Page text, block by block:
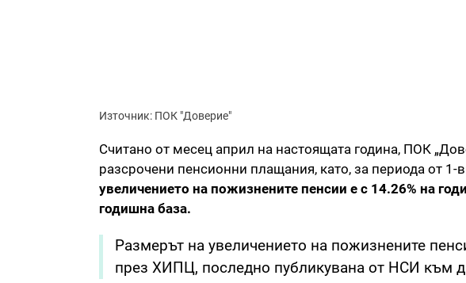
Източник: ПОК "Доверие"
Считано от месец април на настоящата година, ПОК
разсрочени пенсионни плащания, като, за периода от 1-
увеличението на пожизнените пенсии е с 14.26% на
годишна база.
Размерът на увеличението на пожизнените
през ХИПЦ, последно публикувана от НСИ към